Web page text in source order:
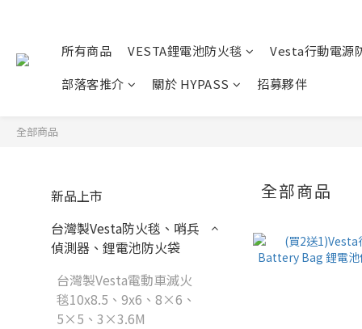
所有商品 VESTA鋰電池防火毯 Vesta行動電源
部落客推介
關於 HYPASS 招募夥伴
全部商品
新品上市
台灣製Vesta防火毯、哨兵
偵測器、鋰電池防火袋
台灣製Vesta電動車滅火
毯10x8.5、9x6、8×6、
5×5、3×3.6M
全部商品